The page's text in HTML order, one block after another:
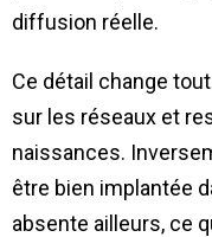
diffusion réelle.
Ce détail change
sur les réseaux et
naissances.
être bien implantée
absente ailleurs, ce